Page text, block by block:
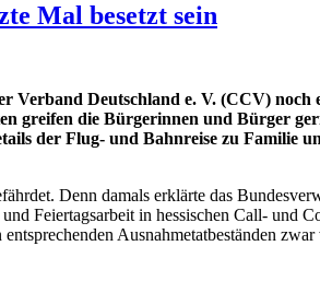
Mal besetzt sein
Verband Deutschland e. V. (CCV)
greifen die Bürgerinnen und Bürger
der Flug- und Bahnreise zu Familie
Denn damals erklärte das
Feiertagsarbeit in hessischen Call- und
Ausnahmetatbeständen